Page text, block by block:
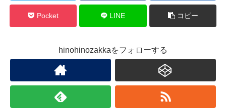
Pocket LINE コピー
hinohinozakkaをフォローする